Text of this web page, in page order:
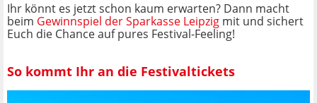
Ihr könnt es jetzt schon kaum erwarten? Dann macht
beim Gewinnspiel der Sparkasse Leipzig mit und sichert
Euch die Chance auf pures Festival-Feeling!
So kommt Ihr an die Festivaltickets